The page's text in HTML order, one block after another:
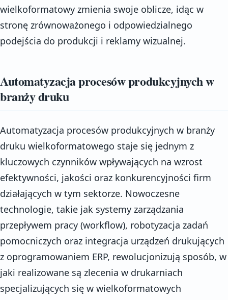
wielkoformatowy zmienia swoje oblicze, idąc w
stronę zrównoważonego i odpowiedzialnego
podejścia do produkcji i reklamy wizualnej.
Automatyzacja procesów produkcyjnych w
branży druku
Automatyzacja procesów produkcyjnych w branży
druku wielkoformatowego staje się jednym z
kluczowych czynników wpływających na wzrost
efektywności, jakości oraz konkurencyjności firm
działających w tym sektorze. Nowoczesne
technologie, takie jak systemy zarządzania
przepływem pracy (workflow), robotyzacja zadań
pomocniczych oraz integracja urządzeń drukujących
z oprogramowaniem ERP, rewolucjonizują sposób, w
jaki realizowane są zlecenia w drukarniach
specjalizujących się w wielkoformatowych